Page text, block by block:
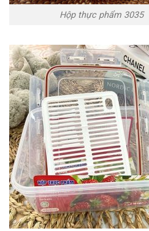
Hộp thực phẩm 3035